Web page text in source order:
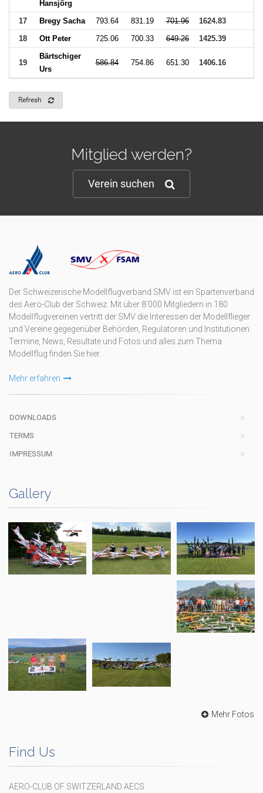
Hansjörg
17 Bregy Sacha 793.64 831.19 701.96
1624.83
18
Ott Peter 725.06 700.33 649.26 1425.39
19
Bärtschiger
Urs
586.84 754.86 651.30 1406.16
Refresh
Mitglied werden?
Verein suchen
Der Schweizerische Modellflugverband SMV ist ein Spartenverband
des Aero-Club der Schweiz. Mit über 8'000 Mitgliedern in 180
Modellflugvereinen vertritt der SMV die Interessen der Modellflieger
und Vereine gegegenüber Behörden, Regulatoren und Institutionen.
Termine, News, Resultate und Fotos und alles zum Thema
Modellflug finden Sie hier.
Mehr erfahren
DOWNLOADS
TERMS
IMPRESSUM
Gallery
Mehr Fotos
Find Us
AERO-CLUB OF SWITZERLAND AECS